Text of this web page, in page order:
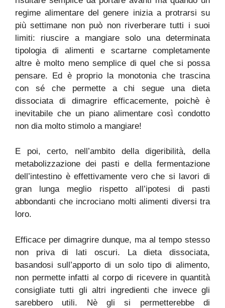
regime alimentare del genere inizia a protrarsi su
più settimane non può non riverberare tutti i suoi
limiti: riuscire a mangiare solo una determinata
tipologia di alimenti e scartarne completamente
altre è molto meno semplice di quel che si possa
pensare. Ed è proprio la monotonia che trascina
con sé che permette a chi segue una dieta
dissociata di dimagrire efficacemente, poichè è
inevitabile che un piano alimentare così condotto
non dia molto stimolo a mangiare!
E poi, certo, nell’ambito della digeribilità, della
metabolizzazione dei pasti e della fermentazione
dell’intestino è effettivamente vero che si lavori di
gran lunga meglio rispetto all’ipotesi di pasti
abbondanti che incrociano molti alimenti diversi tra
loro.
Efficace per dimagrire dunque, ma al tempo stesso
non priva di lati oscuri. La dieta dissociata,
basandosi sull’apporto di un solo tipo di alimento,
non permette infatti al corpo di ricevere in quantità
consigliate tutti gli altri ingredienti che invece gli
sarebbero utili. Nè gli si permetterebbe di